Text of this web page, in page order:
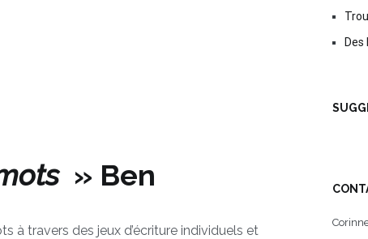
» Ben
à travers des jeux d’écriture individuels et